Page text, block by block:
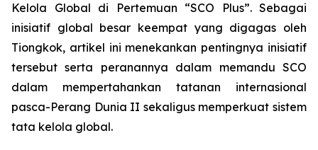
Kelola Global di Pertemuan “SCO Plus”. Sebagai
inisiatif global besar keempat yang digagas oleh
Tiongkok, artikel ini menekankan pentingnya inisiatif
tersebut serta peranannya dalam memandu SCO
dalam mempertahankan tatanan internasional
pasca-Perang Dunia II sekaligus memperkuat sistem
tata kelola global.